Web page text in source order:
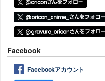
Facebook
Facebookアカウント